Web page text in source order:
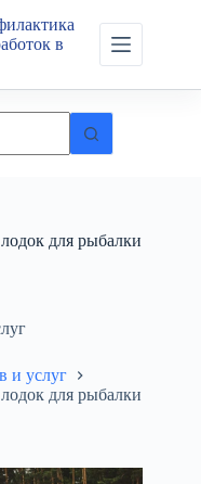
в
для рыбалки
и услуг
для рыбалки